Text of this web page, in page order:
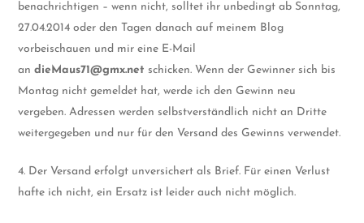
benachrichtigen – wenn nicht, solltet ihr unbedingt ab Sonntag,
27.04.2014 oder den Tagen danach auf meinem Blog
vorbeischauen und mir eine E-Mail
andieMaus71@gmx.net schicken. Wenn der Gewinner sich bis
Montag nicht gemeldet hat, werde ich den Gewinn neu
vergeben. Adressen werden selbstverständlich nicht an Dritte
weitergegeben und nur für den Versand des Gewinns verwendet.
4. Der Versand erfolgt unversichert als Brief. Für einen Verlust
hafte ich nicht, ein Ersatz ist leider auch nicht möglich.